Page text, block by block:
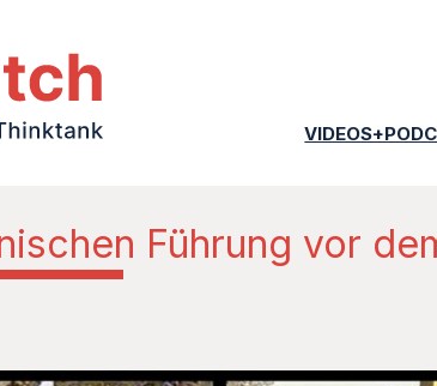
Führung vor